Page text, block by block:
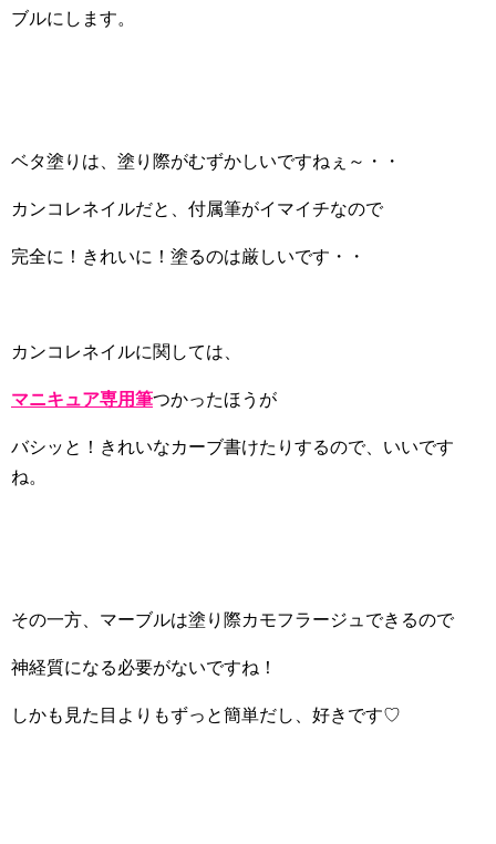
ブルにします。
ベタ塗りは、塗り際がむずかしいですねぇ～・・
カンコレネイルだと、付属筆がイマイチなので
完全に！きれいに！塗るのは厳しいです・・
カンコレネイルに関しては、
マニキュア専用筆つかったほうが
バシッと！きれいなカーブ書けたりするので、いいです
ね。
その一方、マーブルは塗り際カモフラージュできるので
神経質になる必要がないですね！
しかも見た目よりもずっと簡単だし、好きです♡